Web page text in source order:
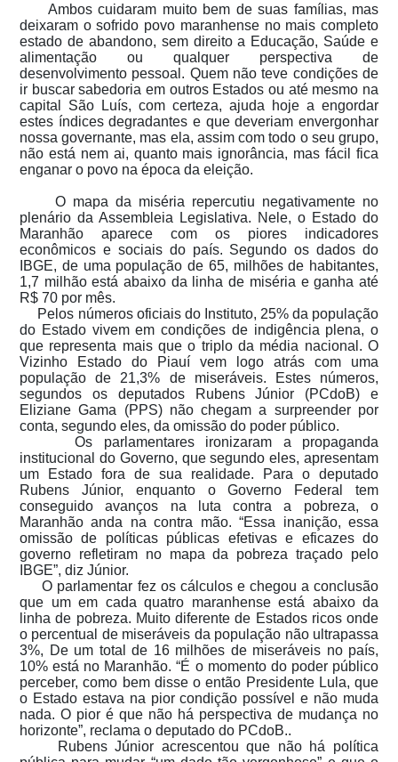
Ambos cuidaram muito bem de suas famílias, mas
deixaram o sofrido povo maranhense no mais completo
estado de abandono, sem direito a Educação, Saúde e
alimentação ou qualquer perspectiva de
desenvolvimento pessoal. Quem não teve condições de
ir buscar sabedoria em outros Estados ou até mesmo na
capital São Luís, com certeza, ajuda hoje a engordar
estes índices degradantes e que deveriam envergonhar
nossa governante, mas ela, assim com todo o seu grupo,
não está nem ai, quanto mais ignorância, mas fácil fica
enganar o povo na época da eleição.
O mapa da miséria repercutiu negativamente no
plenário da Assembleia Legislativa. Nele, o Estado do
Maranhão aparece com os piores indicadores
econômicos e sociais do país. Segundo os dados do
IBGE, de uma população de 65, milhões de habitantes,
1,7 milhão está abaixo da linha de miséria e ganha até
R$ 70 por mês.
Pelos números oficiais do Instituto, 25% da população
do Estado vivem em condições de indigência plena, o
que representa mais que o triplo da média nacional. O
Vizinho Estado do Piauí vem logo atrás com uma
população de 21,3% de miseráveis. Estes números,
segundos os deputados Rubens Júnior (PCdoB) e
Eliziane Gama (PPS) não chegam a surpreender por
conta, segundo eles, da omissão do poder público.
Os parlamentares ironizaram a propaganda
institucional do Governo, que segundo eles, apresentam
um Estado fora de sua realidade. Para o deputado
Rubens Júnior, enquanto o Governo Federal tem
conseguido avanços na luta contra a pobreza, o
Maranhão anda na contra mão. “Essa inanição, essa
omissão de políticas públicas efetivas e eficazes do
governo refletiram no mapa da pobreza traçado pelo
IBGE”, diz Júnior.
O parlamentar fez os cálculos e chegou a conclusão
que um em cada quatro maranhense está abaixo da
linha de pobreza. Muito diferente de Estados ricos onde
o percentual de miseráveis da população não ultrapassa
3%, De um total de 16 milhões de miseráveis no país,
10% está no Maranhão. “É o momento do poder público
perceber, como bem disse o então Presidente Lula, que
o Estado estava na pior condição possível e não muda
nada. O pior é que não há perspectiva de mudança no
horizonte”, reclama o deputado do PCdoB..
Rubens Júnior acrescentou que não há política